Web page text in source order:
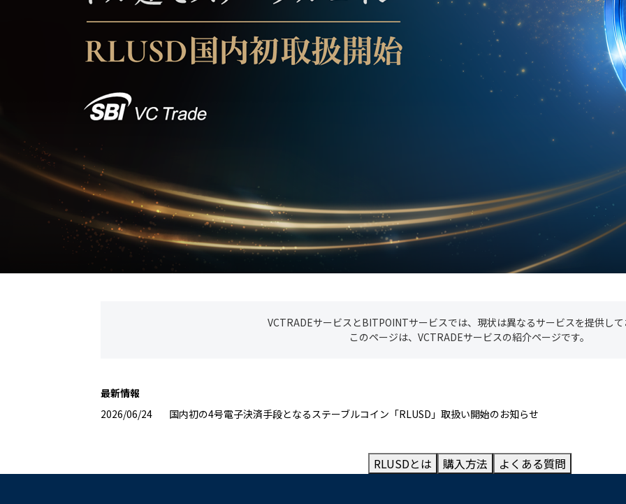
VCTRADEサービスとBITPOINTサービスでは、現状は異なるサービスを提供し
このページは、VCTRADEサービスの紹介ページです。
最新情報
2026/06/24
国内初の4号電子決済手段となるステーブルコイン「RLUSD」取扱い開始のお知らせ
RLUSDとは 購入方法 よくある質問